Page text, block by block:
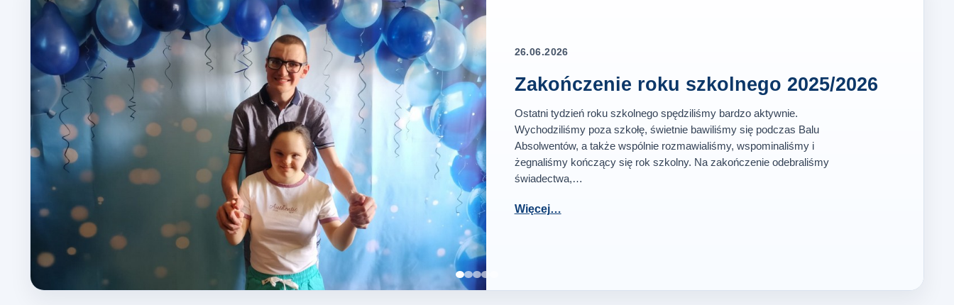
26.06.2026
Zakończenie roku szkolnego 2025/2026
Ostatni tydzień roku szkolnego spędziliśmy bardzo aktywnie.
Wychodziliśmy poza szkołę, świetnie bawiliśmy się podczas Balu
Absolwentów, a także wspólnie rozmawialiśmy, wspominaliśmy i
żegnaliśmy kończący się rok szkolny. Na zakończenie odebraliśmy
świadectwa,…
Więcej…